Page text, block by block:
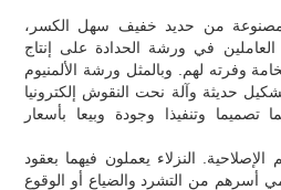
مصنوعة من حديد خفيف سهل الكسر،
العاملين في ورشة الحدادة على إنتاج
وفرته لهم. وبالمثل ورشة الألمنيوم
حديثة وآلة نحت النقوش إلكترونيا
تصميما وتنفيذا وجودة وبيعا بأسعار
النزلاء يعملون فيهما بعقود
أسرهم من التشرد والضياع أو الوقوع